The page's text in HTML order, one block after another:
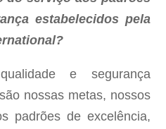
estabelecidos pela
e segurança
nossas metas, nossos
padrões de excelência,